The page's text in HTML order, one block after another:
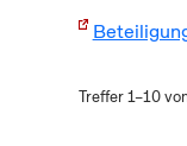
Treffer 1–10